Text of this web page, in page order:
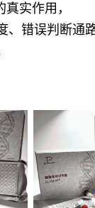
实作用，
、错误判断通